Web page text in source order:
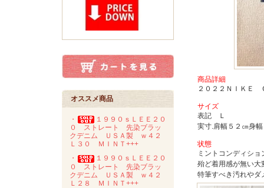
オススメ商品
・
１９９０ｓＬＥＥ２０
０ ストレート 先染ブラッ
クデニム ＵＳＡ製 ｗ４２
Ｌ３０ ＭＩＮＴ+++
・
１９９０ｓＬＥＥ２０
０ ストレート 先染ブラッ
クデニム ＵＳＡ製 ｗ４２
Ｌ２８ ＭＩＮＴ+++
商品詳細
２０２２ＮＩＫ
サイズ
表記 Ｌ
実寸.肩幅５２㎝身
状態
ミントコンディショ
殆ど着用感が無い大
特筆すべき汚れやダ